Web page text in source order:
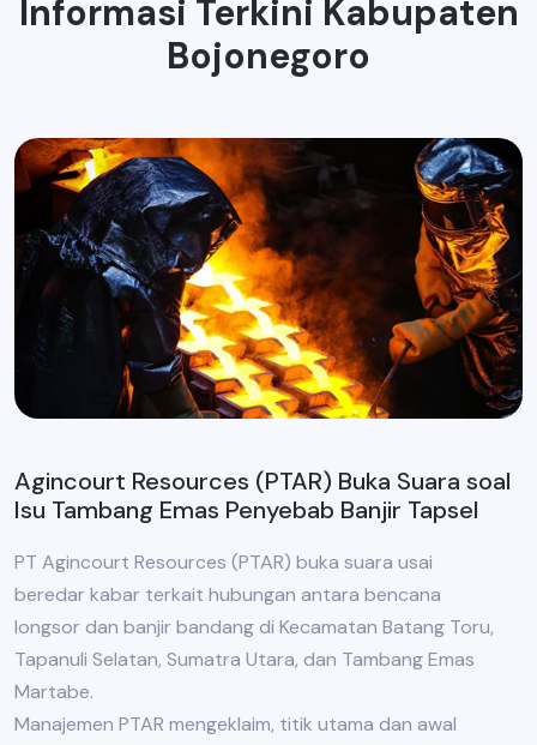
Informasi Terkini Kabupaten
Bojonegoro
Agincourt Resources (PTAR) Buka Suara soal
Isu Tambang Emas Penyebab Banjir Tapsel
PT Agincourt Resources (PTAR) buka suara usai
beredar kabar terkait hubungan antara bencana
longsor dan banjir bandang di Kecamatan Batang Toru,
Tapanuli Selatan, Sumatra Utara, dan Tambang Emas
Martabe.
Manajemen PTAR mengeklaim, titik utama dan awal